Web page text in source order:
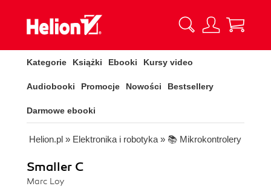
Kategorie Książki Ebooki Kursy video
Audiobooki Promocje Nowości Bestsellery
Darmowe ebooki
Helion.pl » Elektronika i robotyka » 📚 Mikrokontrolery
Smaller C
Marc Loy